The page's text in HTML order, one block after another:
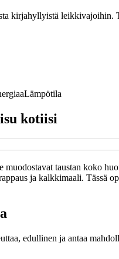
kirjahyllyistä leikkivajoihin.
Lämpötila
kotiisi
taustan koko
ja kalkkimaali. Tässä
edullinen ja antaa